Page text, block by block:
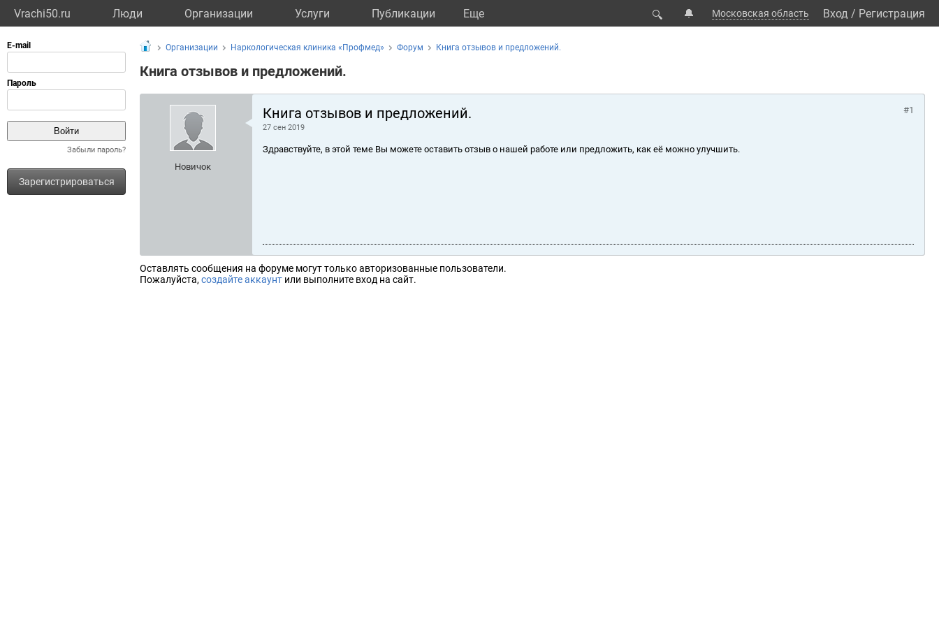
Vrachi50.ru Люди Организации Услуги Публикации Eще 🔍 🔔 Московская область Вход / Регистрация
Забыли пароль?
Зарегистрироваться
Организации Наркологическая клиника «Профмед» Форум Книга отзывов и предложений.
Книга отзывов и предложений.
Новичок
Книга отзывов и предложений.
27 сен 2019
#1
Здравствуйте, в этой теме Вы можете оставить отзыв о нашей работе или предложить, как её можно улучшить.
Оставлять сообщения на форуме могут только авторизованные пользователи.
Пожалуйста, создайте аккаунт или выполните вход на сайт.